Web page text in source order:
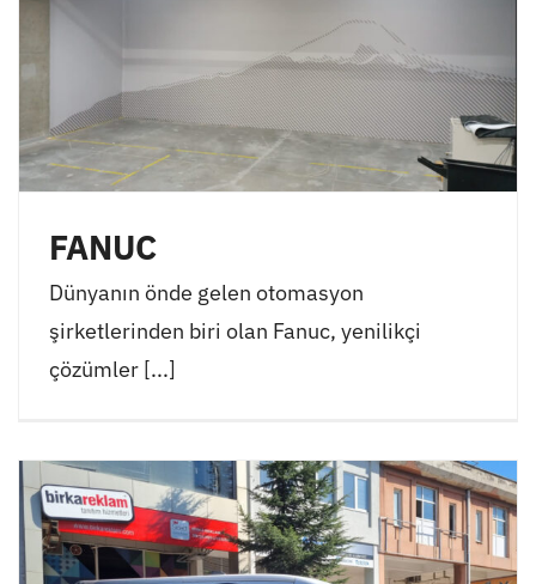
FANUC
Dünyanın önde gelen otomasyon
şirketlerinden biri olan Fanuc, yenilikçi
çözümler [...]